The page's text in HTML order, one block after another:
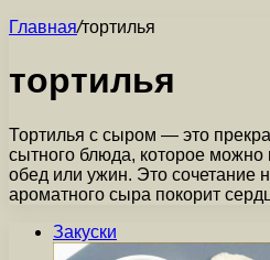
Главная/тортилья
тортилья
Тортилья с сыром — это
сытного блюда, которое можно
обед или ужин. Это сочетание
ароматного сыра покорит
Закуски